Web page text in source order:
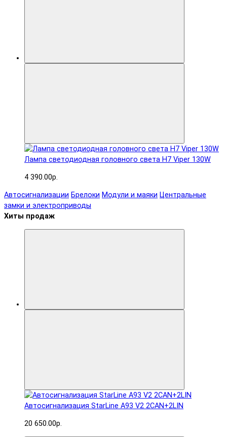
Лампа светодиодная головного света H7 Viper 130W
4 390.00р.
Автосигнализации Брелоки Модули и маяки Центральные
замки и электроприводы
Хиты продаж
Автосигнализация StarLine A93 V2 2CAN+2LIN
20 650.00р.